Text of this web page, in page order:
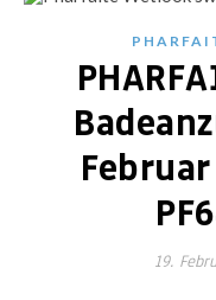
19.